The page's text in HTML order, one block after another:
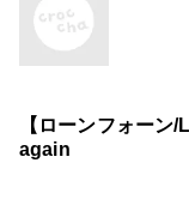
【ローンフォー
again